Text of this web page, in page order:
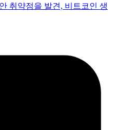
취약점을 발견, 비트코인 생